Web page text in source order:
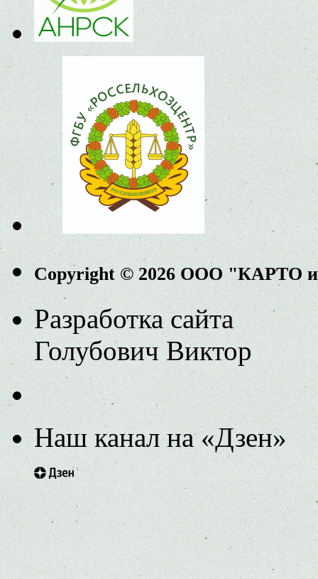
Copyright © 2026 ООО "КАРТО
Разработка сайта
Голубович Виктор
Наш канал на «Дзен»